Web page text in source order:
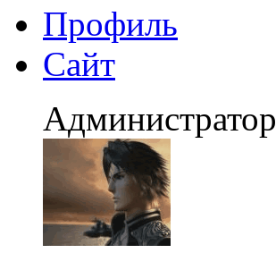
Профиль
Сайт
Администратор